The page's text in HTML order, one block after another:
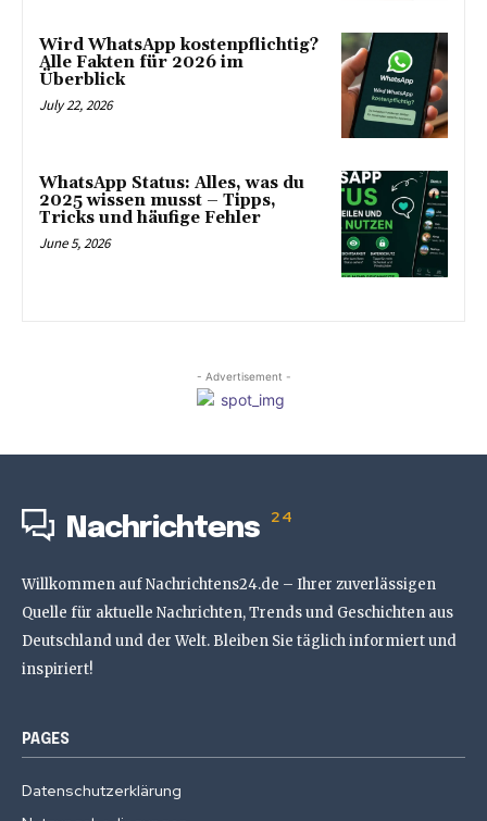
Wird WhatsApp kostenpflichtig?
Alle Fakten für 2026 im
Überblick
July 22, 2026
WhatsApp Status: Alles, was du
2025 wissen musst – Tipps,
Tricks und häufige Fehler
June 5, 2026
- Advertisement -
Nachrichtens 24
Willkommen auf Nachrichtens24.de – Ihrer zuverlässigen
Quelle für aktuelle Nachrichten, Trends und Geschichten aus
Deutschland und der Welt. Bleiben Sie täglich informiert und
inspiriert!
PAGES
Datenschutzerklärung